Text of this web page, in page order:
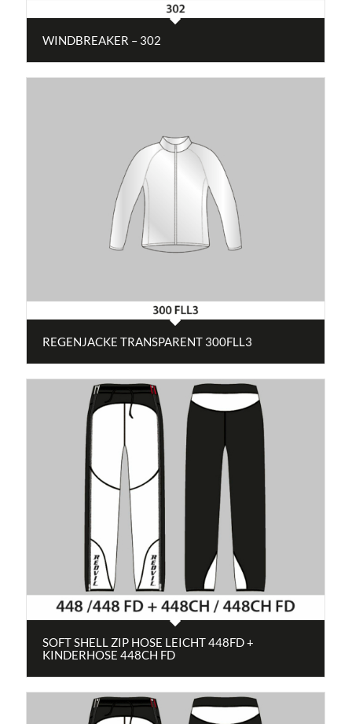
WINDBREAKER – 302
REGENJACKE TRANSPARENT 300FLL3
SOFT SHELL ZIP HOSE LEICHT 448FD +
KINDERHOSE 448CH FD